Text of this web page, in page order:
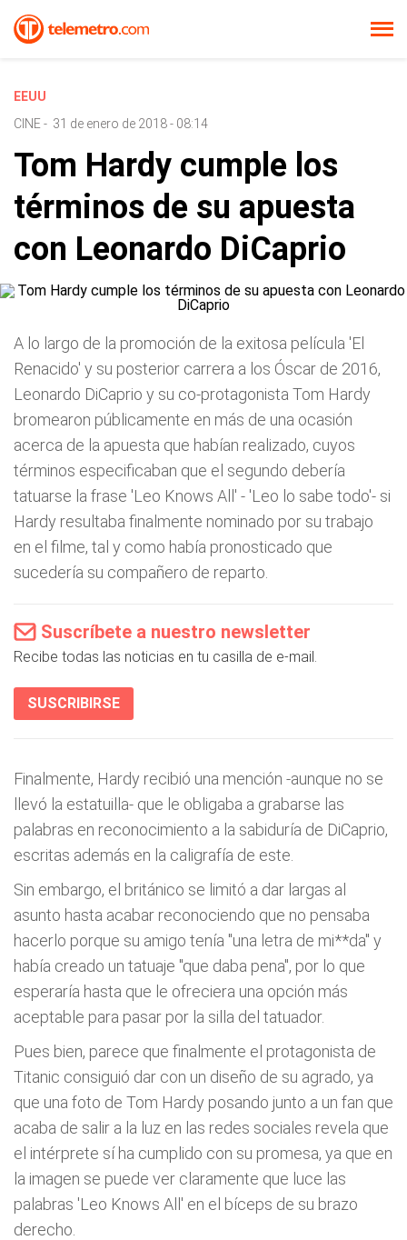
EEUU
CINE- 31 de enero de 2018 - 08:14
Tom Hardy cumple los
términos de su apuesta
con Leonardo DiCaprio
A lo largo de la promoción de la exitosa película 'El
Renacido' y su posterior carrera a los Óscar de 2016,
Leonardo DiCaprio y su co-protagonista Tom Hardy
bromearon públicamente en más de una ocasión
acerca de la apuesta que habían realizado, cuyos
términos especificaban que el segundo debería
tatuarse la frase 'Leo Knows All' - 'Leo lo sabe todo'- si
Hardy resultaba finalmente nominado por su trabajo
en el filme, tal y como había pronosticado que
sucedería su compañero de reparto.
Suscríbete a nuestro newsletter
Recibe todas las noticias en tu casilla de e-mail.
SUSCRIBIRSE
Finalmente, Hardy recibió una mención -aunque no se
llevó la estatuilla- que le obligaba a grabarse las
palabras en reconocimiento a la sabiduría de DiCaprio,
escritas además en la caligrafía de este.
Sin embargo, el británico se limitó a dar largas al
asunto hasta acabar reconociendo que no pensaba
hacerlo porque su amigo tenía "una letra de mi**da" y
había creado un tatuaje "que daba pena", por lo que
esperaría hasta que le ofreciera una opción más
aceptable para pasar por la silla del tatuador.
Pues bien, parece que finalmente el protagonista de
Titanic consiguió dar con un diseño de su agrado, ya
que una foto de Tom Hardy posando junto a un fan que
acaba de salir a la luz en las redes sociales revela que
el intérprete sí ha cumplido con su promesa, ya que en
la imagen se puede ver claramente que luce las
palabras 'Leo Knows All' en el bíceps de su brazo
derecho.